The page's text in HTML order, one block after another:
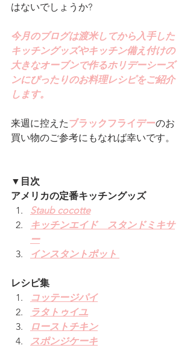
はないでしょうか?
今月のブログは渡米してから入手した
キッチングッズやキッチン備え付けの
大きなオーブンで作るホリデーシーズ
ンにぴったりのお料理レシピをご紹介
します。
来週に控えたブラックフライデーのお
買い物のご参考にもなれば幸いです。
▼目次
アメリカの定番キッチングッズ
Staub cocotte
キッチンエイド　スタンドミキサ
ー
インスタントポット
レシピ集
コッテージパイ
ラタトゥイユ
ローストチキン
スポンジケーキ